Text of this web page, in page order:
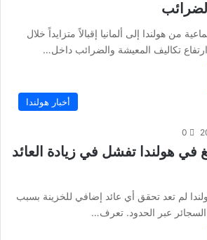
من هولندا إلى ألمانيا إقبالاً متزايداً خلال
تكاليف المعيشة والضرائب داخل…
أخبار هولندا
0
في هولندا تفشل في زيادة العائد
لم تعد تحقق أي عائد إضافي للخزينة بسبب
عبر الحدود. تعرف…